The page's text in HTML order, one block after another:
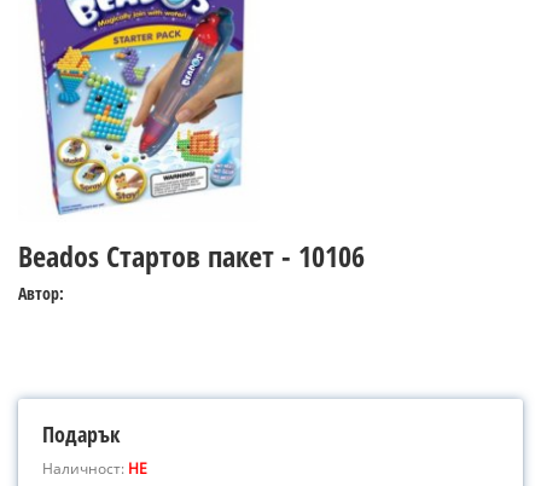
Beados Стартов пакет - 10106
Автор:
Подарък
Наличност: НЕ